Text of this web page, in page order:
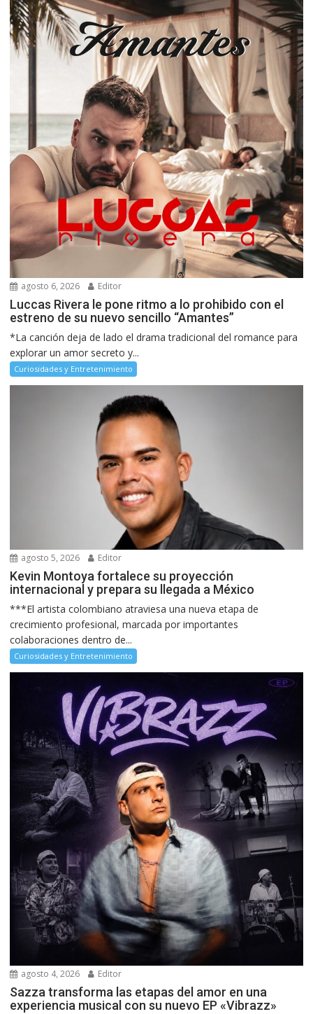
agosto 6, 2026 Editor
Luccas Rivera le pone ritmo a lo prohibido con el
estreno de su nuevo sencillo “Amantes”
*La canción deja de lado el drama tradicional del romance para
explorar un amor secreto y...
Curiosidades y Entretenimiento
agosto 5, 2026 Editor
Kevin Montoya fortalece su proyección
internacional y prepara su llegada a México
***El artista colombiano atraviesa una nueva etapa de
crecimiento profesional, marcada por importantes
colaboraciones dentro de...
Curiosidades y Entretenimiento
agosto 4, 2026 Editor
Sazza transforma las etapas del amor en una
experiencia musical con su nuevo EP «Vibrazz»